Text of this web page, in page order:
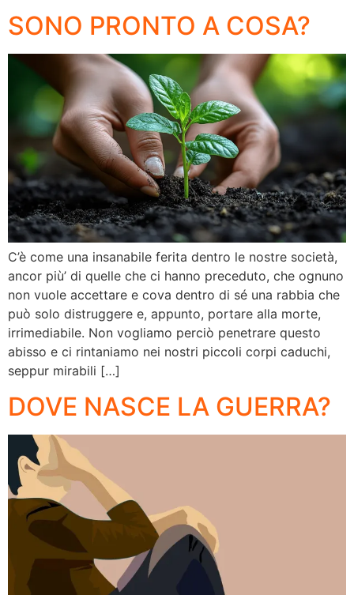
SONO PRONTO A COSA?
C’è come una insanabile ferita dentro le nostre società,
ancor più’ di quelle che ci hanno preceduto, che ognuno
non vuole accettare e cova dentro di sé una rabbia che
può solo distruggere e, appunto, portare alla morte,
irrimediabile. Non vogliamo perciò penetrare questo
abisso e ci rintaniamo nei nostri piccoli corpi caduchi,
seppur mirabili […]
DOVE NASCE LA GUERRA?